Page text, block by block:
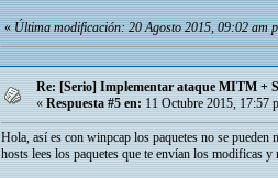
«Última modificación: 20 Agosto 2015, 09:02 am
Re: [Serio] Implementar ataque MITM +
« Respuesta #5 en: 11 Octubre 2015, 17:57
Hola, así es con winpcap los paquetes no se
hosts lees los paquetes que te envían los modificas